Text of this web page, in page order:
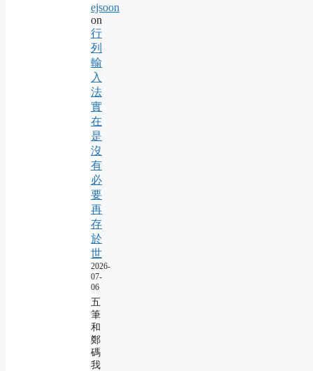
ejsoon
on
行
列
輸
入
法
實
在
是
沒
有
必
要
再
存
於
世
2026-
07-
06
五
筆
和
鄭
碼
我